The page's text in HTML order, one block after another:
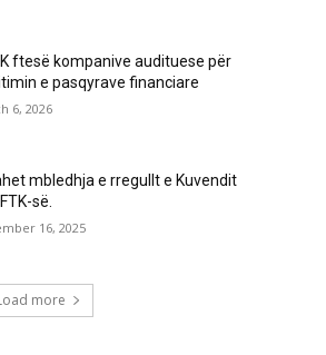
ftesë kompanive audituese për
e pasqyrave financiare
6, 2026
mbledhja e rregullt e Kuvendit
së.
16, 2025
more